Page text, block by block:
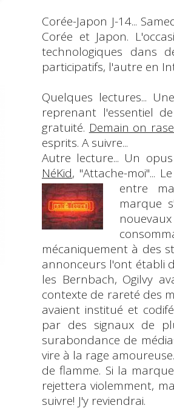
Corée-Japon J-14...
Corée et Japon.
technologiques dans
participatifs, l'autre en
Quelques lectures...
reprenant l'essentiel
gratuité. Demain on
esprits. A suivre...
Autre lecture... Un
NéKid, "Attache-moi"...
entre
marque
mécaniquement à des
annonceurs l'ont établi
les Bernbach, Ogilvy
contexte de rareté des
avaient institué et
par des signaux de
surabondance de
vire à la rage
de flamme. Si la
rejettera violemment,
suivre! J'y reviendrai.